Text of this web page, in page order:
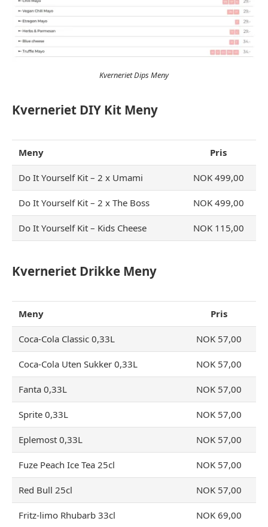
Kverneriet Dips Meny
Kverneriet DIY Kit Meny
Meny Pris
Do It Yourself Kit – 2 x Umami NOK 499,00
Do It Yourself Kit – 2 x The Boss NOK 499,00
Do It Yourself Kit – Kids Cheese NOK 115,00
Kverneriet Drikke Meny
Meny Pris
Coca-Cola Classic 0,33L NOK 57,00
Coca-Cola Uten Sukker 0,33L NOK 57,00
Fanta 0,33L NOK 57,00
Sprite 0,33L NOK 57,00
Eplemost 0,33L NOK 57,00
Fuze Peach Ice Tea 25cl NOK 57,00
Red Bull 25cl NOK 57,00
Fritz-limo Rhubarb 33cl NOK 69,00